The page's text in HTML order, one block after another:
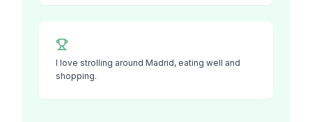
I love strolling around Madrid, eating well and
shopping.